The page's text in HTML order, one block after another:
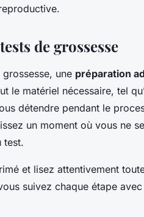
de grossesse
une préparation
le matériel nécessaire, tel
détendre pendant le
un moment où vous ne
test.
et lisez attentivement
suivez chaque étape